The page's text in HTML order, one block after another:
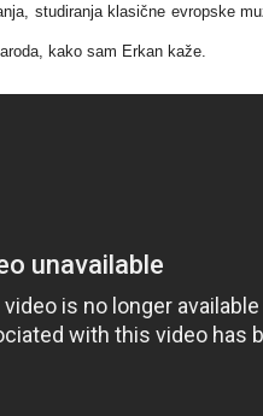
studiranja klasične evropske
kako sam Erkan kaže.